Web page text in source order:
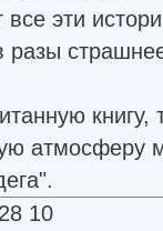
эти
книгу,
атмосферу
10